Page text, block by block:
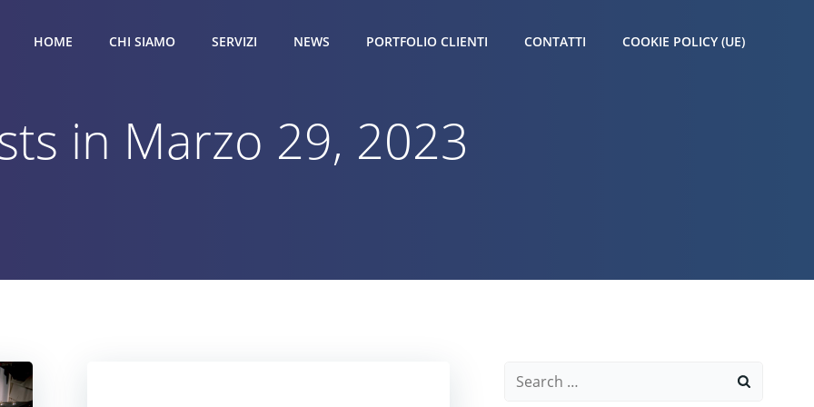
HOME CHI SIAMO SERVIZI NEWS PORTFOLIO CLIENTI CONTATTI COOKIE POLICY (UE)
in Marzo 29, 2023
Search